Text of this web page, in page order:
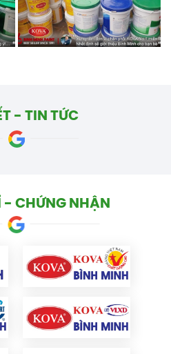
- TIN TỨC
- CHỨNG NHẬN